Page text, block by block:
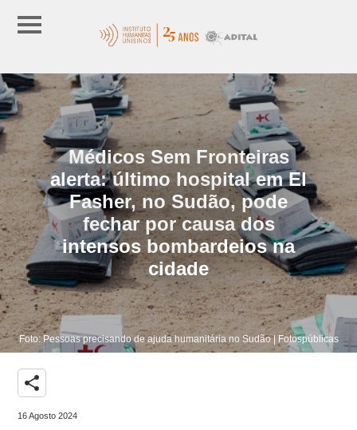
Médicos Sem Fronteiras
alerta: último hospital em El
Fasher, no Sudão, pode
fechar por causa dos
intensos bombardeios na
cidade
Foto: Pessoas precisando de ajuda humanitária no Sudão | Fotospúblicas
share
16 Agosto 2024